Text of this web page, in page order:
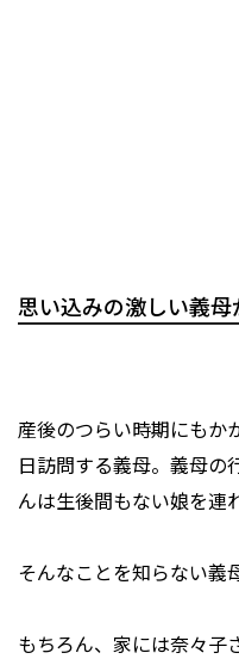
思い込みの激しい義母
産後のつらい時期にもか
日訪問する義母。義母の
んは生後間もない娘を連
そんなことを知らない義
もちろん、家には奈々子